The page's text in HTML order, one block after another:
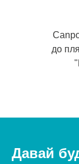
до
Давай